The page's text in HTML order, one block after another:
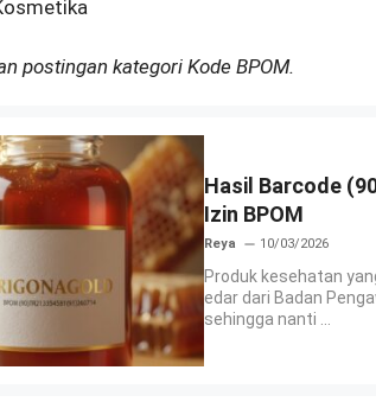
postingan kategori Kode BPOM.
Hasil Barcode
Izin BPOM
Reya 10/03/2026
Produk kesehatan
edar dari Badan
sehingga nanti ...